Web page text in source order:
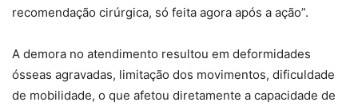
recomendação cirúrgica, só feita agora após a ação”.
A demora no atendimento resultou em deformidades
ósseas agravadas, limitação dos movimentos, dificuldade
de mobilidade, o que afetou diretamente a capacidade de